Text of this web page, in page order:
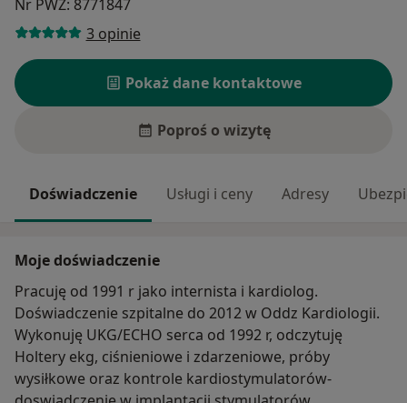
Nr PWZ: 8771847
3 opinie
Pokaż dane kontaktowe
Poproś o wizytę
Doświadczenie Usługi i ceny Adresy
Moje doświadczenie
Pracuję od 1991 r jako internista i kardiolog.
Doświadczenie szpitalne do 2012 w Oddz Kardiologii.
Wykonuję UKG/ECHO serca od 1992 r, odczytuję
Holtery ekg, ciśnieniowe i zdarzeniowe, próby
wysiłkowe oraz kontrole kardiostymulatorów-